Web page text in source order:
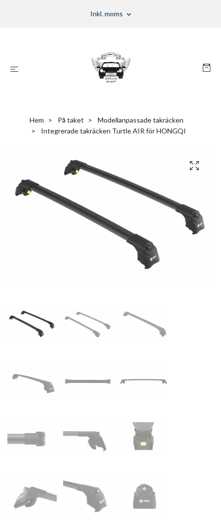
Inkl. moms
Hem På taket
Modellanpassade takräcken
Integrerade takräcken Turtle AIR för HONGQI